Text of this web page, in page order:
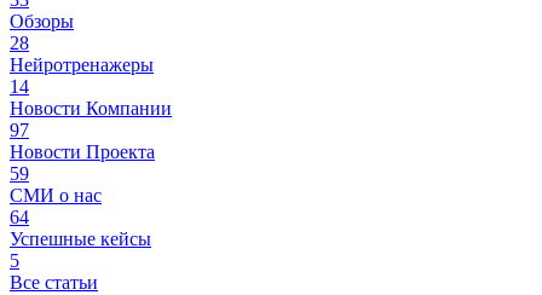
Обзоры
28
Нейротренажеры
14
Новости Компании
97
Новости Проекта
59
СМИ о нас
64
Успешные кейсы
5
Все статьи